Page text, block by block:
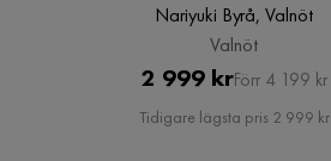
Nariyuki Byrå, Valnöt
Valnöt
Pris
2 999 krOriginal
Pris
Förr 4 199 kr
Tidigare lägsta pris 2 999 kr